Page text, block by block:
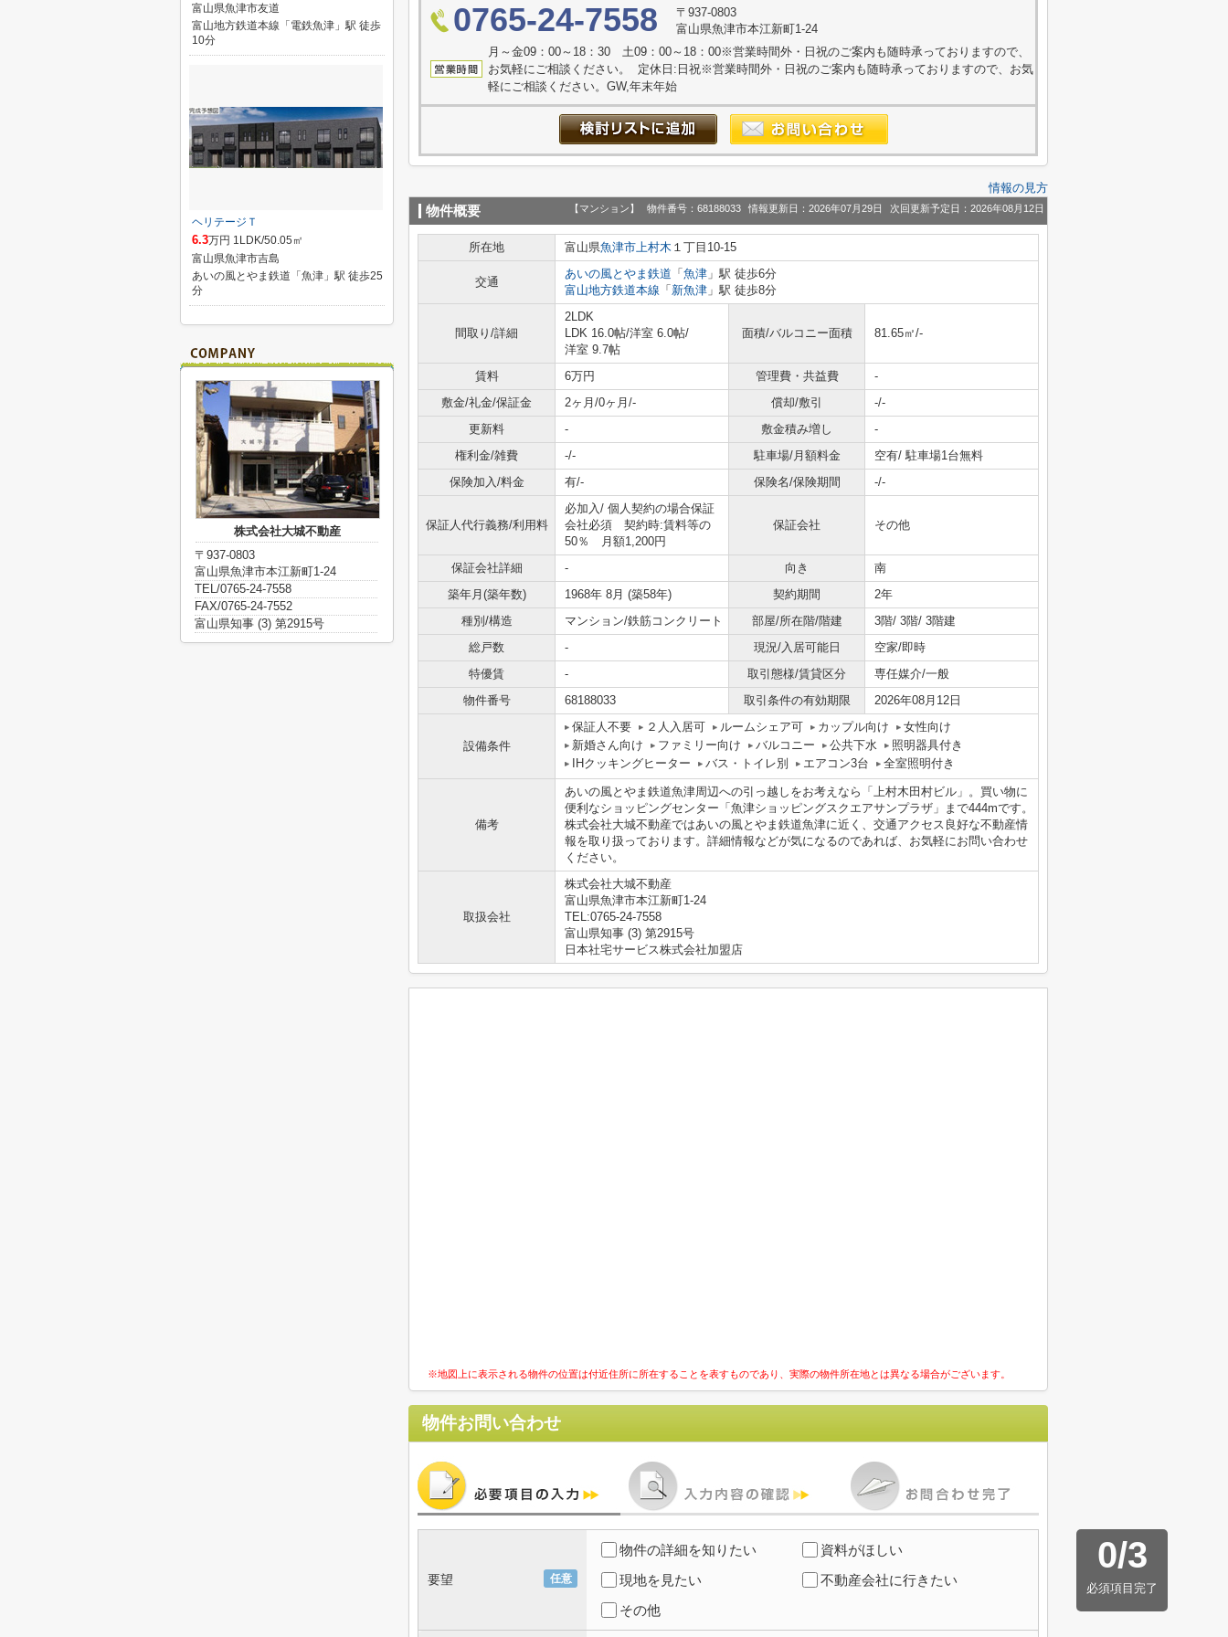
0765-24-7558
〒937-0803
富山県魚津市本江新町1-24
月～金09：00～18：30 土09：00～18：00※営業時間外・日祝のご案内も随時承っておりますので、
お気軽にご相談ください。 定休日:日祝※営業時間外・日祝のご案内も随時承っておりますので、お気
軽にご相談ください。GW,年末年始
情報の見方
物件概要 【マンション】 物件番号：68188033 情報更新日：2026年07月29日 次回更新予定日：2026年08月12日
所在地 富山県魚津市上村木 １丁目10-15
交通
あいの風とやま鉄道 「 魚津 」駅 徒歩6分
富山地方鉄道本線 「 新魚津 」駅 徒歩8分
間取り/詳細
2LDK
LDK 16.0帖/洋室 6.0帖/
洋室 9.7帖
面積/バルコニー面積 81.65㎡/-
賃料 6万円 管理費・共益費
-
敷金/礼金/保証金
2ヶ月/0ヶ月/- 償却/敷引
-/-
更新料
- 敷金積み増し
-
権利金/雑費
-/- 駐車場/月額料金
空有/ 駐車場1台無料
保険加入/料金
有/- 保険名/保険期間 -/-
保証人代行義務/利用料
必加入/ 個人契約の場合保証
会社必須 契約時:賃料等の
50％ 月額1,200円
保証会社 その他
保証会社詳細 - 向き
南
築年月(築年数)
1968年 8月 (築58年) 契約期間
2年
種別/構造
マンション/鉄筋コンクリート 部屋/所在階/階建
3階/ 3階/ 3階建
総戸数
- 現況/入居可能日
空家/即時
特優賃
- 取引態様/賃貸区分
専任媒介/一般
物件番号
68188033 取引条件の有効期限 2026年08月12日
設備条件
保証人不要 ２人入居可 ルームシェア可 カップル向け
女性向け
新婚さん向け
ファミリー向け バルコニー 公共下水
照明器具付き
IHクッキングヒーター
バス・トイレ別 エアコン3台 全室照明付き
備考
あいの風とやま鉄道魚津周辺への引っ越しをお考えなら「上村木田村ビル」。買い物に
便利なショッピングセンター「魚津ショッピングスクエアサンプラザ」まで444mです。
株式会社大城不動産ではあいの風とやま鉄道魚津に近く、交通アクセス良好な不動産情
報を取り扱っております。詳細情報などが気になるのであれば、お気軽にお問い合わせ
ください。
取扱会社
株式会社大城不動産
富山県魚津市本江新町1-24
TEL:0765-24-7558
富山県知事 (3) 第2915号
日本社宅サービス株式会社加盟店
※地図上に表示される物件の位置は付近住所に所在することを表すものであり、実際の物件所在地とは異なる場合がございます。
物件お問い合わせ
0/3
必須項目完了
任意
要望
物件の詳細を知りたい
資料がほしい
現地を見たい
不動産会社に行きたい
その他
富山県魚津市友道
富山地方鉄道本線「電鉄魚津」駅 徒歩
10分
ヘリテージＴ
6.3万円 1LDK/50.05㎡
富山県魚津市吉島
あいの風とやま鉄道「魚津」駅 徒歩25
分
株式会社大城不動産
〒937-0803
富山県魚津市本江新町1-24
TEL/0765-24-7558
FAX/0765-24-7552
富山県知事 (3) 第2915号